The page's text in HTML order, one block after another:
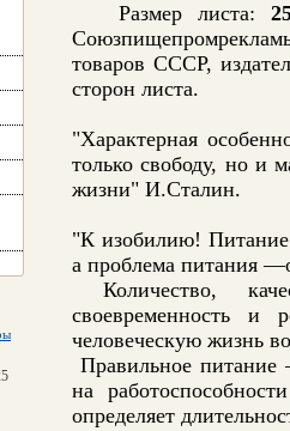
Размер листа:
товаров СССР,
сторон листа.
"Характерная
только свободу, но и
жизни" И.Сталин.
"К изобилию! Питание
а проблема питания
Количество,
своевременность
человеческую жизнь
Правильное питание
на
определяет